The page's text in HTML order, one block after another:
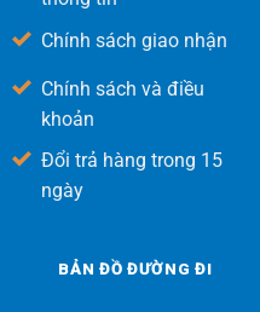
Chính sách giao nhận
Chính sách và điều
khoản
Đổi trả hàng trong 15
ngày
BẢN ĐỒ ĐƯỜNG ĐI